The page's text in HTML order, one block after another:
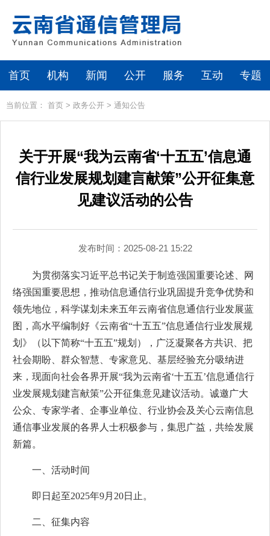
首页 机构 新闻 公开 服务 互动 专题
当前位置： 首页 > 政务公开 > 通知公告
关于开展“我为云南省‘十五五’信息通
信行业发展规划建言献策”公开征集意
见建议活动的公告
发布时间：2025-08-21 15:22
为贯彻落实习近平总书记关于制造强国重要论述、网
络强国重要思想，推动信息通信行业巩固提升竞争优势和
领先地位，科学谋划未来五年云南省信息通信行业发展蓝
图，高水平编制好《云南省“十五五”信息通信行业发展规
划》（以下简称“十五五”规划），广泛凝聚各方共识、把
社会期盼、群众智慧、专家意见、基层经验充分吸纳进
来，现面向社会各界开展“我为云南省‘十五五’信息通信行
业发展规划建言献策”公开征集意见建议活动。诚邀广大
公众、专家学者、企事业单位、行业协会及关心云南信息
通信事业发展的各界人士积极参与，集思广益，共绘发展
新篇。
一、活动时间
即日起至2025年9月20日止。
二、征集内容